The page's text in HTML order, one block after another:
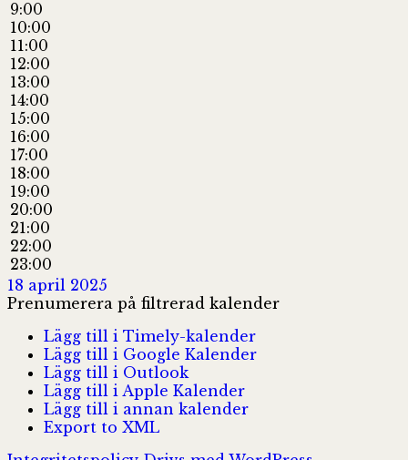
9:00
10:00
11:00
12:00
13:00
14:00
15:00
16:00
17:00
18:00
19:00
20:00
21:00
22:00
23:00
18 april 2025
Prenumerera på filtrerad kalender
Lägg till i Timely-kalender
Lägg till i Google Kalender
Lägg till i Outlook
Lägg till i Apple Kalender
Lägg till i annan kalender
Export to XML